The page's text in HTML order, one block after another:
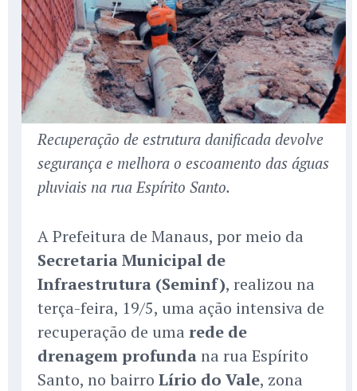
Recuperação de estrutura danificada devolve
segurança e melhora o escoamento das águas
pluviais na rua Espírito Santo.
A Prefeitura de Manaus, por meio da
Secretaria Municipal de
Infraestrutura (Seminf), realizou na
terça-feira, 19/5, uma ação intensiva de
recuperação de uma rede de
drenagem profundana rua Espírito
Santo, no bairro Lírio do Vale, zona